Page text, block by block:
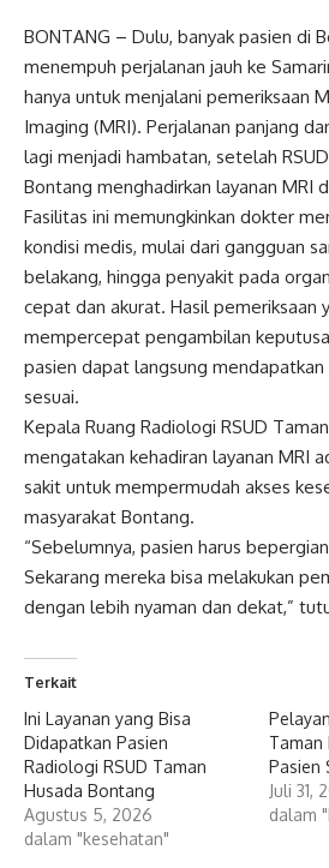
BONTANG – Dulu, banyak pasien di
menempuh perjalanan jauh ke
hanya untuk menjalani pemeriksaan
Imaging (MRI). Perjalanan panjang
lagi menjadi hambatan, setelah
Bontang menghadirkan layanan MRI
Fasilitas ini memungkinkan dokter
kondisi medis, mulai dari gangguan
belakang, hingga penyakit pada
cepat dan akurat. Hasil pemeriksaan
mempercepat pengambilan
pasien dapat langsung mendapatkan
sesuai.
Kepala Ruang Radiologi RSUD
mengatakan kehadiran layanan MRI
sakit untuk mempermudah akses
masyarakat Bontang.
“Sebelumnya, pasien harus
Sekarang mereka bisa melakukan
dengan lebih nyaman dan dekat,”
Terkait
Ini Layanan yang Bisa
Didapatkan Pasien
Radiologi RSUD Taman
Husada Bontang
Agustus 5, 2026
dalam "kesehatan"
Taman
Pasien
Juli 31,
dalam